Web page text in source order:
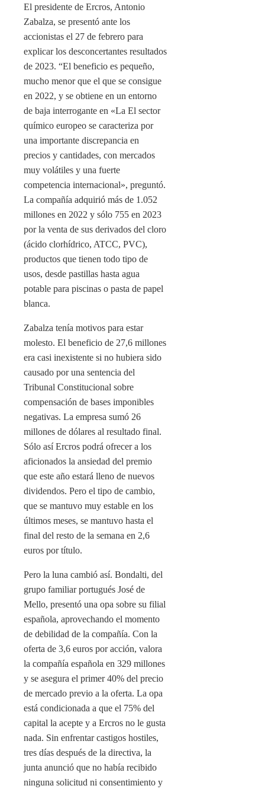
El presidente de Ercros, Antonio
Zabalza, se presentó ante los
accionistas el 27 de febrero para
explicar los desconcertantes resultados
de 2023. “El beneficio es pequeño,
mucho menor que el que se consigue
en 2022, y se obtiene en un entorno
de baja interrogante en «La El sector
químico europeo se caracteriza por
una importante discrepancia en
precios y cantidades, con mercados
muy volátiles y una fuerte
competencia internacional», preguntó.
La compañía adquirió más de 1.052
millones en 2022 y sólo 755 en 2023
por la venta de sus derivados del cloro
(ácido clorhídrico, ATCC, PVC),
productos que tienen todo tipo de
usos, desde pastillas hasta agua
potable para piscinas o pasta de papel
blanca.
Zabalza tenía motivos para estar
molesto. El beneficio de 27,6 millones
era casi inexistente si no hubiera sido
causado por una sentencia del
Tribunal Constitucional sobre
compensación de bases imponibles
negativas. La empresa sumó 26
millones de dólares al resultado final.
Sólo así Ercros podrá ofrecer a los
aficionados la ansiedad del premio
que este año estará lleno de nuevos
dividendos. Pero el tipo de cambio,
que se mantuvo muy estable en los
últimos meses, se mantuvo hasta el
final del resto de la semana en 2,6
euros por título.
Pero la luna cambió así. Bondalti, del
grupo familiar portugués José de
Mello, presentó una opa sobre su filial
española, aprovechando el momento
de debilidad de la compañía. Con la
oferta de 3,6 euros por acción, valora
la compañía española en 329 millones
y se asegura el primer 40% del precio
de mercado previo a la oferta. La opa
está condicionada a que el 75% del
capital la acepte y a Ercros no le gusta
nada. Sin enfrentar castigos hostiles,
tres días después de la directiva, la
junta anunció que no había recibido
ninguna solicitud ni consentimiento y